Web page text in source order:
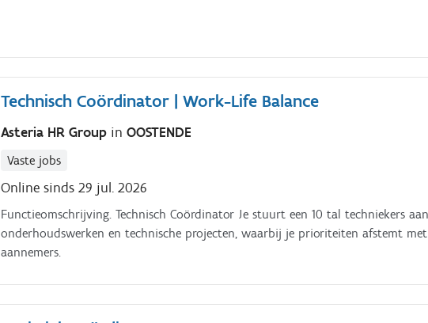
Technisch Coördinator | Work-Life Balance
Asteria HR Group inOOSTENDE
Vaste jobs
Online sinds 29 jul. 2026
Functieomschrijving. Technisch Coördinator Je stuurt een 10 tal techniekers
onderhoudswerken en technische projecten, waarbij je prioriteiten afstemt
aannemers.